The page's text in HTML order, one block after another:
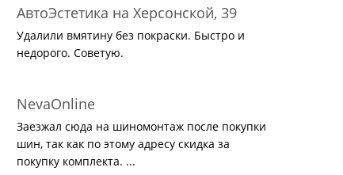
АвтоЭстетика на Херсонской, 39
Удалили вмятину без покраски. Быстро и
недорого. Советую.
NevaOnline
Заезжал сюда на шиномонтаж после покупки
шин, так как по этому адресу скидка за
покупку комплекта. ...